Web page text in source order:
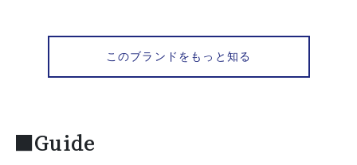
このブランドをもっと知る
■Guide